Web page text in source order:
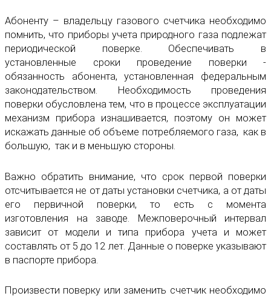
Абоненту – владельцу газового счетчика необходимо
помнить, что приборы учета природного газа подлежат
периодической поверке. Обеспечивать в
установленные сроки проведение поверки -
обязанность абонента, установленная федеральным
законодательством. Необходимость проведения
поверки обусловлена тем, что в процессе эксплуатации
механизм прибора изнашивается, поэтому он может
искажать данные об объеме потребляемого газа, как в
большую, так и в меньшую стороны.
Важно обратить внимание, что срок первой поверки
отсчитывается не от даты установки счетчика, а от даты
его первичной поверки, то есть с момента
изготовления на заводе. Межповерочный интервал
зависит от модели и типа прибора учета и может
составлять от 5 до 12 лет. Данные о поверке указывают
в паспорте прибора.
Произвести поверку или заменить счетчик необходимо